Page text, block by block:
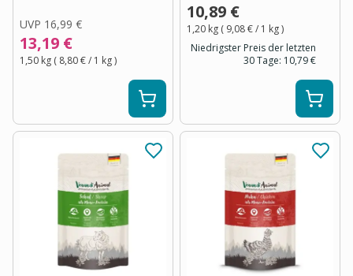
UVP 16,99 €
13,19 €
1,50 kg ( 8,80 €/ 1 kg)
10,89 €
1,20 kg ( 9,08 €/ 1 kg)
Niedrigster Preis der letzten
30 Tage: 10,79 €